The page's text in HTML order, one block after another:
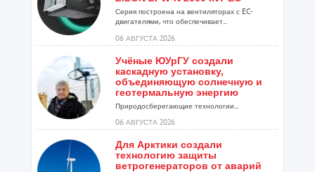
Серия построена на вентиляторах с EC-
двигателями, что обеспечивает...
06 АВГУСТА 2026
Учёные ЮУрГУ создали
каскадную установку,
объединяющую солнечную и
геотермальную энергию
Природосберегающие технологии...
06 АВГУСТА 2026
Для Арктики создали
технологию защиты
ветрогенераторов от аварий